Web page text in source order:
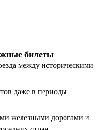
билеты
между историческими
даже в периоды
железными дорогами и